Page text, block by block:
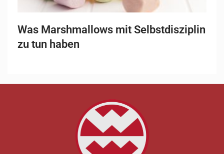
Was Marshmallows mit Selbstdisziplin
zu tun haben